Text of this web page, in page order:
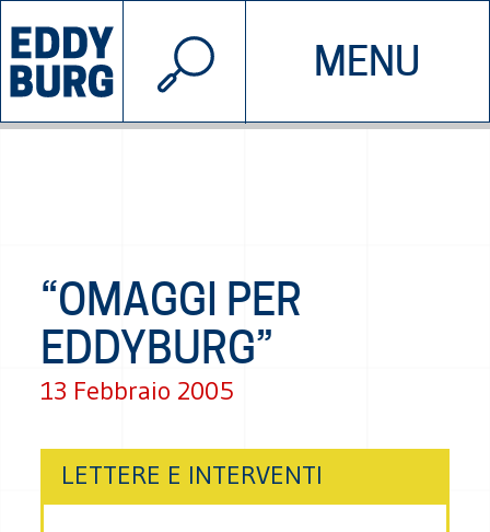
MENU
INIZIATIVE CHI SIAMO
© 2026 EDDYBURG
“OMAGGI PER
EDDYBURG”
13 Febbraio 2005
LETTERE E INTERVENTI